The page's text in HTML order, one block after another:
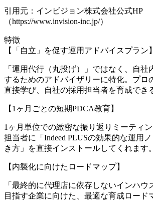
引用元：インビジョン株式会社公式HP
（https://www.invision-inc.jp/）
特徴
【「自立」を促す運用アドバイスプラン】
「運用代行（丸投げ）」ではなく、自社
するためのアドバイザリーに特化。プロ
直接学び、自社の採用担当者を育成でき
【1ヶ月ごとの短期PDCA教育】
1ヶ月単位での緻密な振り返りミーティ
担当者に「Indeed PLUSの効果的な運用
き方」を直接インストールしてくれます。
【内製化に向けたロードマップ】
「最終的に代理店に依存しないインハウ
目指す企業に向けた、最適な育成ロード